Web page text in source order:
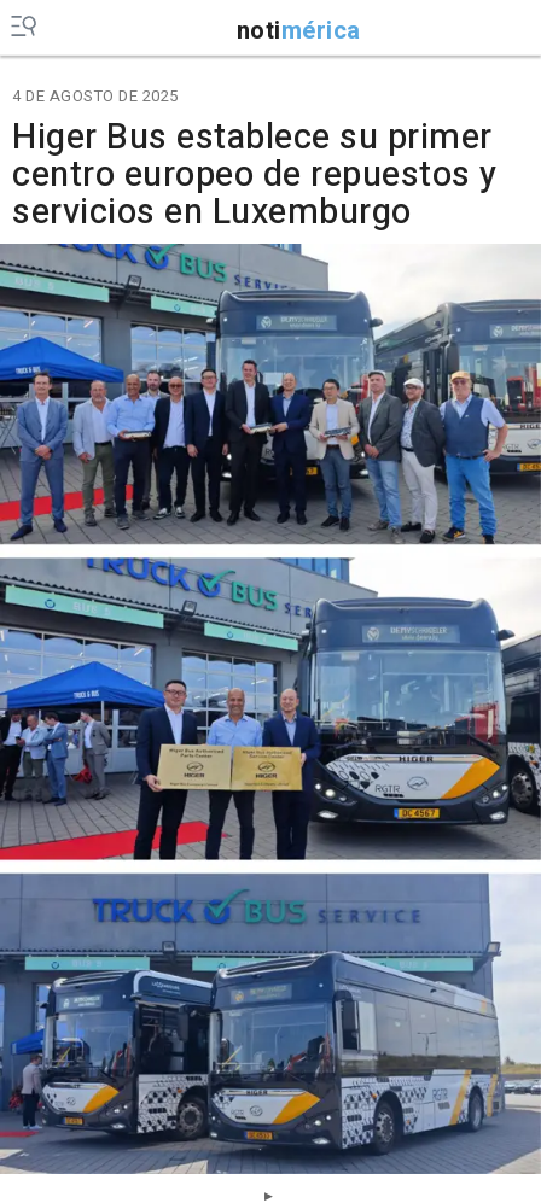
notimérica
4 DE AGOSTO DE 2025
Higer Bus establece su primer
centro europeo de repuestos y
servicios en Luxemburgo